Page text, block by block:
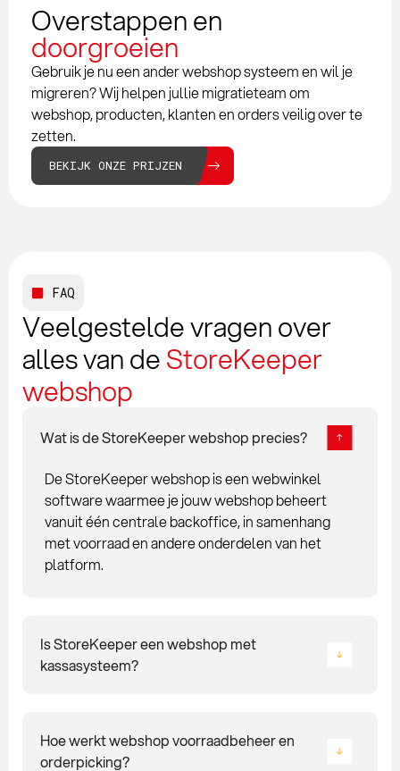
Overstappen en
doorgroeien
Gebruik je nu een ander webshop systeem en wil je
migreren? Wij helpen jullie migratieteam om
webshop, producten, klanten en orders veilig over te
zetten.
BEKIJK ONZE PRIJZEN
FAQ
Veelgestelde vragen over
alles van deStoreKeeper
webshop
Wat is de StoreKeeper webshop precies?
De StoreKeeper webshop is een webwinkel
software waarmee je jouw webshop beheert
vanuit één centrale backoffice, in samenhang
met voorraad en andere onderdelen van het
platform.
Is StoreKeeper een webshop met
kassasysteem?
Hoe werkt webshop voorraadbeheer en
orderpicking?